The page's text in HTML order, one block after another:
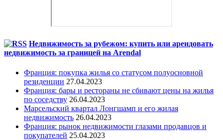
Недвижимость за рубежом: купить или арендовать
недвижимость за границей на Arendal
Франция: покупка жилья со статусом полуосновной
резиденции 27.04.2023
Франция: бары и рестораны не сбивают цены на жилья
по соседству 26.04.2023
Марсельский квартал Лонгшамп и его жилая
недвижимость 26.04.2023
Франция: рынок недвижимости глазами продавцов и
покупателей 25.04.2023